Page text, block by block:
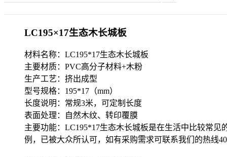
LC195×17生态木长城板
材料名称：LC195*17生态木长城板
主要材质：PVC高分子材料+木粉
生产工艺：挤出成型
型号规格：195*17（mm）
长度说明：常规3米，可定制长度
表面处理：自然木纹、转印覆膜
主要功能：LC195*17生态木长城板是在生活中比较常
例，已被大众所认可，如有采购需求可联系我们的热线